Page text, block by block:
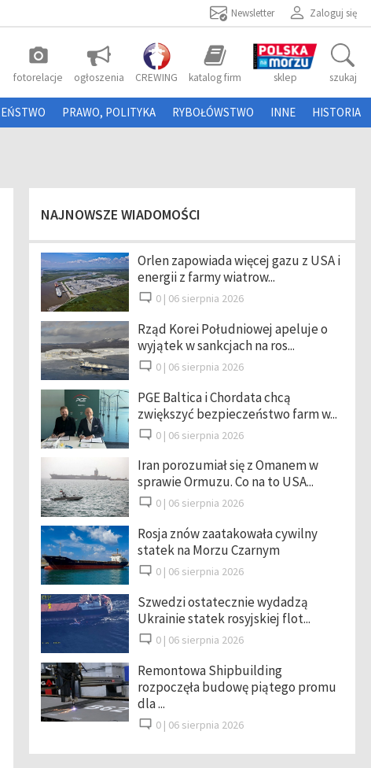
Zaloguj się
Newsletter
photo_camera
fotorelacje ogłoszenia CREWING katalog firm sklep szukaj
PRAWO, POLITYKA RYBOŁÓWSTWO INNE HISTORIA
NAJNOWSZE WIADOMOŚCI
Orlen zapowiada więcej gazu z USA i
energii z farmy wiatrow...
0 | 06 sierpnia 2026
Rząd Korei Południowej apeluje o
wyjątek w sankcjach na ros...
0 | 06 sierpnia 2026
PGE Baltica i Chordata chcą
zwiększyć bezpieczeństwo farm w...
0 | 06 sierpnia 2026
Iran porozumiał się z Omanem w
sprawie Ormuzu. Co na to USA...
0 | 06 sierpnia 2026
Rosja znów zaatakowała cywilny
statek na Morzu Czarnym
0 | 06 sierpnia 2026
Szwedzi ostatecznie wydadzą
Ukrainie statek rosyjskiej flot...
0 | 06 sierpnia 2026
Remontowa Shipbuilding
rozpoczęła budowę piątego promu
dla ...
0 | 06 sierpnia 2026